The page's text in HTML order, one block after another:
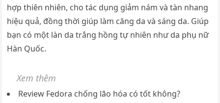
hợp thiên nhiên, cho tác dụng giảm nám và tàn nhang
hiệu quả, đồng thời giúp làm căng da và sáng da. Giúp
bạn có một làn da trắng hồng tự nhiên như da phụ nữ
Hàn Quốc.
Xem thêm
Review Fedora chống lão hóa có tốt không?